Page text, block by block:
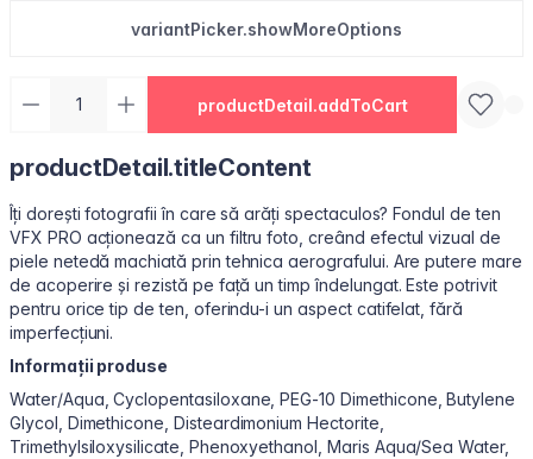
variantPicker.showMoreOptions
productDetail.addToCart
productDetail.titleContent
Îți dorești fotografii în care să arăți spectaculos? Fondul de ten
VFX PRO acționează ca un filtru foto, creând efectul vizual de
piele netedă machiată prin tehnica aerografului. Are putere mare
de acoperire și rezistă pe față un timp îndelungat. Este potrivit
pentru orice tip de ten, oferindu-i un aspect catifelat, fără
imperfecțiuni.
Informații produse
Water/Aqua, Cyclopentasiloxane, PEG-10 Dimethicone, Butylene
Glycol, Dimethicone, Disteardimonium Hectorite,
Trimethylsiloxysilicate, Phenoxyethanol, Maris Aqua/Sea Water,